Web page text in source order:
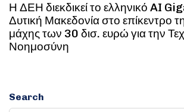
Η ΔΕΗ διεκδικεί το ελληνικό AI
Δυτική Μακεδονία στο επίκεντρο
μάχης των 30 δισ. ευρώ για την
Νοημοσύνη
Search